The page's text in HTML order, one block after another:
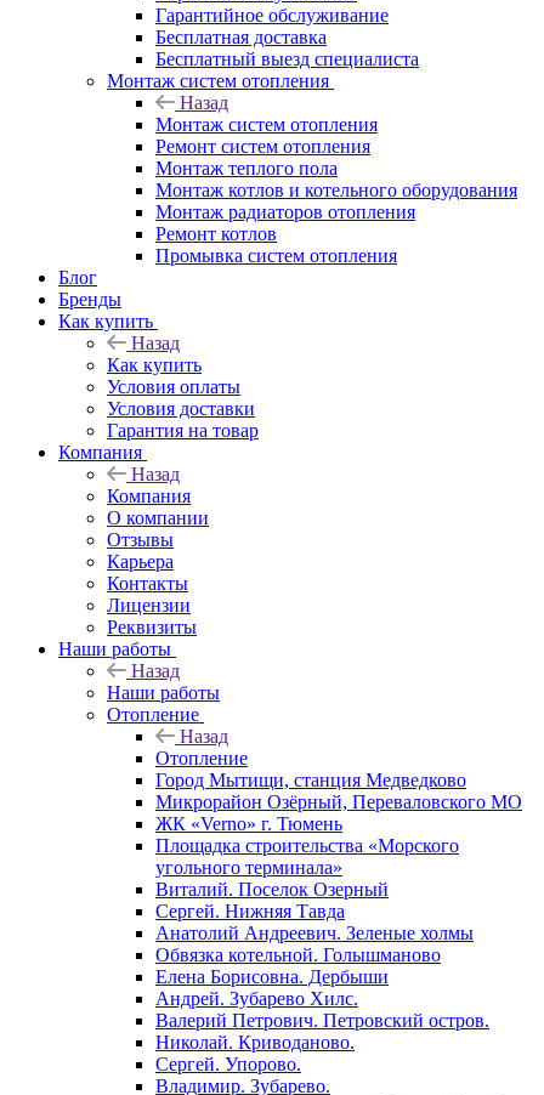
Гарантийное обслуживание
Бесплатная доставка
Бесплатный выезд специалиста
Монтаж систем отопления
Назад
Монтаж систем отопления
Ремонт систем отопления
Монтаж теплого пола
Монтаж котлов и котельного оборудования
Монтаж радиаторов отопления
Ремонт котлов
Промывка систем отопления
Блог
Бренды
Как купить
Назад
Как купить
Условия оплаты
Условия доставки
Гарантия на товар
Компания
Назад
Компания
О компании
Отзывы
Карьера
Контакты
Лицензии
Реквизиты
Наши работы
Назад
Наши работы
Отопление
Назад
Отопление
Город Мытищи, станция Медведково
Микрорайон Озёрный, Переваловского МО
ЖК «Verno» г. Тюмень
Площадка строительства «Морского
угольного терминала»
Виталий. Поселок Озерный
Сергей. Нижняя Тавда
Анатолий Андреевич. Зеленые холмы
Обвязка котельной. Голышманово
Елена Борисовна. Дербыши
Андрей. Зубарево Хилс.
Валерий Петрович. Петровский остров.
Николай. Криводаново.
Сергей. Упорово.
Владимир. Зубарево.